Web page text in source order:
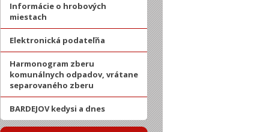
Informácie o hrobových
miestach
Elektronická podateľňa
Harmonogram zberu
komunálnych odpadov, vrátane
separovaného zberu
BARDEJOV kedysi a dnes